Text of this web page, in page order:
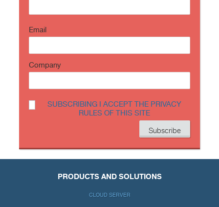
Email
Company
SUBSCRIBING I ACCEPT THE PRIVACY
RULES OF THIS SITE
PRODUCTS AND SOLUTIONS
CLOUD SERVER